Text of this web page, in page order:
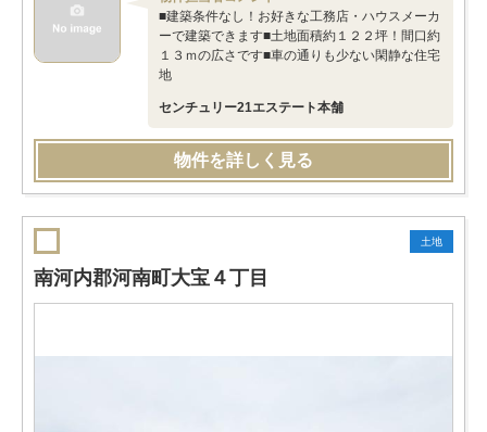
■建築条件なし！お好きな工務店・ハウスメーカ
ーで建築できます■土地面積約１２２坪！間口約
１３ｍの広さです■車の通りも少ない閑静な住宅
地
センチュリー21エステート本舗
物件を詳しく見る
土地
南河内郡河南町大宝４丁目